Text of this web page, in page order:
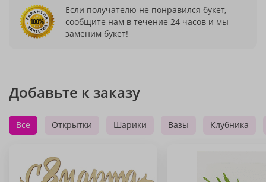
Если получателю не понравился букет,
сообщите нам в течение 24 часов и мы
заменим букет!
Добавьте к заказу
Все Открытки Шарики Вазы Клубника